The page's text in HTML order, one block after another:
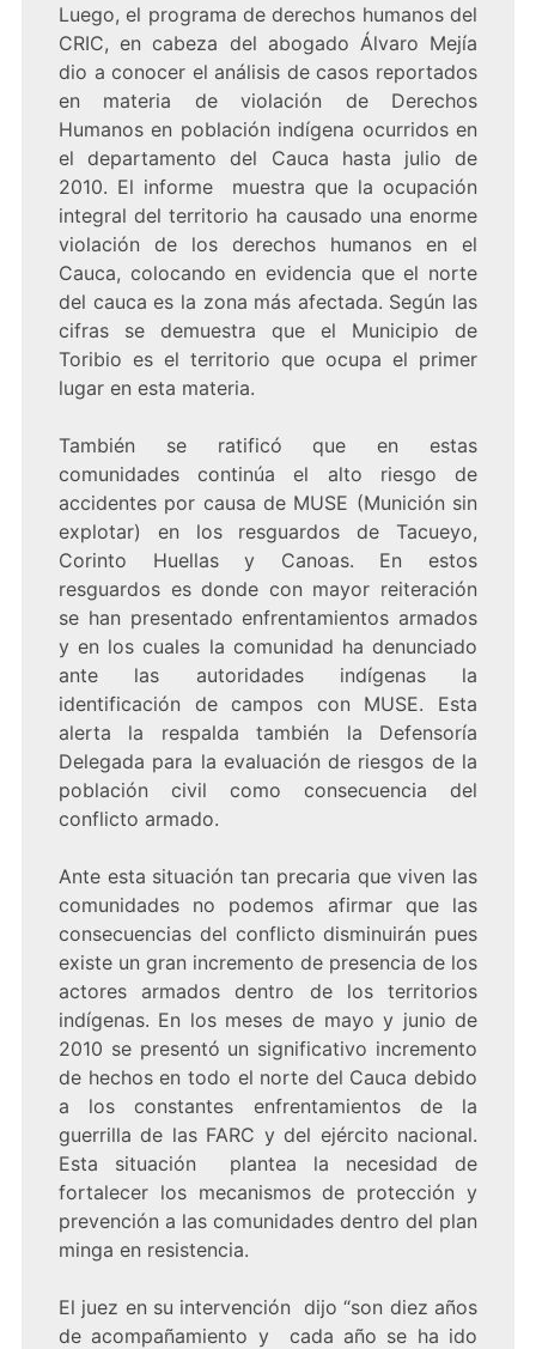
Luego, el programa de derechos humanos del
CRIC, en cabeza del abogado Álvaro Mejía
dio a conocer el análisis de casos reportados
en materia de violación de Derechos
Humanos en población indígena ocurridos en
el departamento del Cauca hasta julio de
2010. El informe muestra que la ocupación
integral del territorio ha causado una enorme
violación de los derechos humanos en el
Cauca, colocando en evidencia que el norte
del cauca es la zona más afectada. Según las
cifras se demuestra que el Municipio de
Toribio es el territorio que ocupa el primer
lugar en esta materia.
También se ratificó que en estas
comunidades continúa el alto riesgo de
accidentes por causa de MUSE (Munición sin
explotar) en los resguardos de Tacueyo,
Corinto Huellas y Canoas. En estos
resguardos es donde con mayor reiteración
se han presentado enfrentamientos armados
y en los cuales la comunidad ha denunciado
ante las autoridades indígenas la
identificación de campos con MUSE. Esta
alerta la respalda también la Defensoría
Delegada para la evaluación de riesgos de la
población civil como consecuencia del
conflicto armado.
Ante esta situación tan precaria que viven las
comunidades no podemos afirmar que las
consecuencias del conflicto disminuirán pues
existe un gran incremento de presencia de los
actores armados dentro de los territorios
indígenas. En los meses de mayo y junio de
2010 se presentó un significativo incremento
de hechos en todo el norte del Cauca debido
a los constantes enfrentamientos de la
guerrilla de las FARC y del ejército nacional.
Esta situación plantea la necesidad de
fortalecer los mecanismos de protección y
prevención a las comunidades dentro del plan
minga en resistencia.
El juez en su intervención dijo “son diez años
de acompañamiento y cada año se ha ido